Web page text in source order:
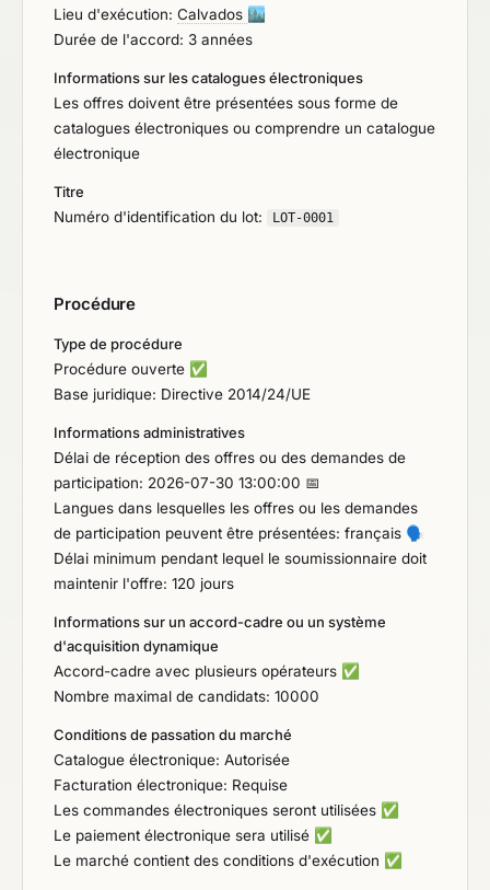
Lieu d'exécution: Calvados 🏙️
Durée de l'accord: 3 années
Informations sur les catalogues électroniques
Les offres doivent être présentées sous forme de
catalogues électroniques ou comprendre un catalogue
électronique
Titre
Numéro d'identification du lot:
LOT-0001
Procédure
Type de procédure
Procédure ouverte ✅
Base juridique: Directive 2014/24/UE
Informations administratives
Délai de réception des offres ou des demandes de
participation: 2026-07-30 13:00:00 📅
Langues dans lesquelles les offres ou les demandes
de participation peuvent être présentées: français 🗣️
Délai minimum pendant lequel le soumissionnaire doit
maintenir l'offre: 120 jours
Informations sur un accord-cadre ou un système
d'acquisition dynamique
Accord-cadre avec plusieurs opérateurs ✅
Nombre maximal de candidats: 10000
Conditions de passation du marché
Catalogue électronique: Autorisée
Facturation électronique: Requise
Les commandes électroniques seront utilisées ✅
Le paiement électronique sera utilisé ✅
Le marché contient des conditions d'exécution ✅